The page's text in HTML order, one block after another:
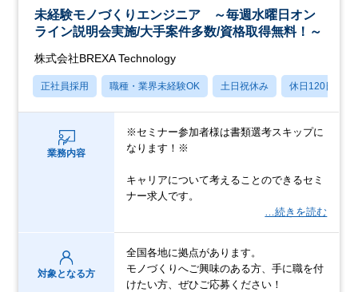
未経験モノづくりエンジニア ～毎週水曜日オン
ライン説明会実施/大手案件多数/資格取得無料！～
株式会社BREXA Technology
正社員採用 職種・業界未経験OK 土日祝休み 休日120日以上
業務内容
※セミナー参加者様は書類選考スキップに
なります！※
キャリアについて考えることのできるセミ
ナー求人です。
…続きを読む
対象となる方
全国各地に拠点があります。
モノづくりへご興味のある方、手に職を付
けたい方、ぜひご応募ください！